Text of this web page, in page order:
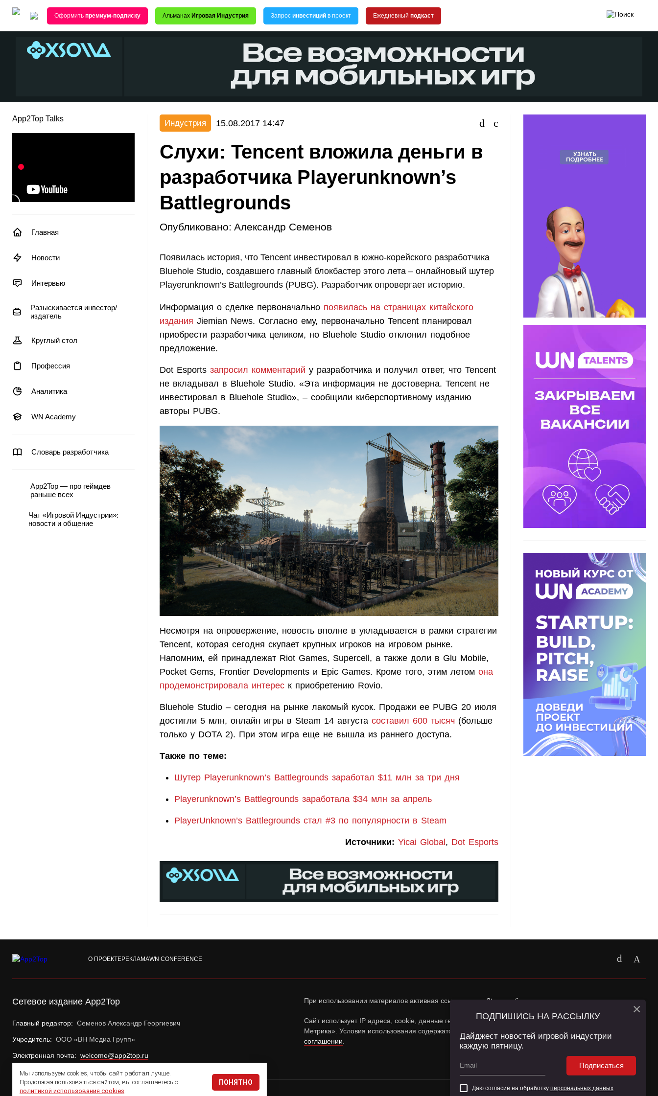
Оформить премиум-подписку Альманах Игровая Индустрия Запрос инвестиций в проект Ежедневный подкаст
App2Top Talks
Главная
Новости
Интервью
Разыскивается инвестор/
издатель
Круглый стол
Профессия
Аналитика
WN Academy
Словарь разработчика
App2Top — про геймдев
раньше всех
Чат «Игровой Индустрии»:
новости и общение
Индустрия 15.08.2017 14:47
Слухи: Tencent вложила деньги в
разработчика Playerunknown’s
Battlegrounds
Опубликовано: Александр Семенов
Появилась история, что Tencent инвестировал в южно-корейского разработчика
Bluehole Studio, создавшего главный блокбастер этого лета – онлайновый шутер
Playerunknown’s Battlegrounds (PUBG). Разработчик опровергает историю.
Информация о сделке первоначально появилась на страницах китайского
издания Jiemian News. Согласно ему, первоначально Tencent планировал
приобрести разработчика целиком, но Bluehole Studio отклонил подобное
предложение.
Dot Esports запросил комментарий у разработчика и получил ответ, что Tencent
не вкладывал в Bluehole Studio. «Эта информация не достоверна. Tencent не
инвестировал в Bluehole Studio», – сообщили киберспортивному изданию
авторы PUBG.
Несмотря на опровержение, новость вполне в укладывается в рамки стратегии
Tencent, которая сегодня скупает крупных игроков на игровом рынке.
Напомним, ей принадлежат Riot Games, Supercell, а также доли в Glu Mobile,
Pocket Gems, Frontier Developments и Epic Games. Кроме того, этим летом она
продемонстрировала интерес к приобретению Rovio.
Bluehole Studio – сегодня на рынке лакомый кусок. Продажи ее PUBG 20 июля
достигли 5 млн, онлайн игры в Steam 14 августа составил 600 тысяч (больше
только у DOTA 2). При этом игра еще не вышла из раннего доступа.
Также по теме:
Шутер Playerunknown’s Battlegrounds заработал $11 млн за три дня
Playerunknown’s Battlegrounds заработала $34 млн за апрель
PlayerUnknown’s Battlegrounds стал #3 по популярности в Steam
Источники: Yicai Global , Dot Esports
О ПРОЕКТЕРЕКЛАМАWN CONFERENCE
Сетевое издание App2Top
Главный редактор: Семенов Александр Георгиевич
Учредитель: ООО «ВН Медиа Групп»
Электронная почта: welcome@app2top.ru
При использовании материалов активная ссылка наapp2top.ruобязательна.
Сайт использует IP адреса, cookie, данные геолокации Пользователей сайта и сервис «Яндекс
Метрика». Условия использования содержатся вПолитике конфиденциальностии
соглашении.
Мы используем cookies, чтобы сайт работал лучше.
Продолжая пользоваться сайтом, вы соглашаетесь с
политикой использования cookies.
ПОНЯТНО
ПОДПИШИСЬ НА РАССЫЛКУ
Дайджест новостей игровой индустрии
каждую пятницу.
Подписаться
Даю согласие на обработку персональных данных
×